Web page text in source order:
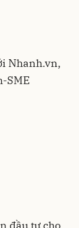
Nhanh.vn,
SME